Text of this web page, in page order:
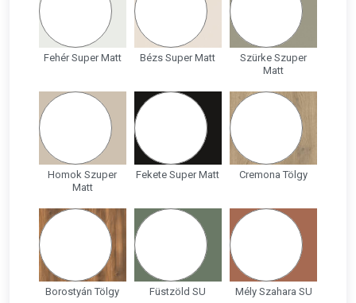
Fehér Super Matt Bézs Super Matt
Szürke Szuper
Matt
Homok Szuper
Matt
Fekete Super Matt Cremona Tölgy
Borostyán Tölgy Füstzöld SU Mély Szahara SU